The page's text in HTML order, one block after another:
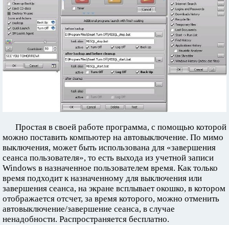
Простая в своей работе программа, с помощью которой
можно поставить компьютер на автовыключение. По мимо
выключения, может быть использована для «завершения
сеанса пользователя», то есть выхода из учетной записи
Windows в назначенное пользователем время. Как только
время подходит к назначенному для выключения или
завершения сеанса, на экране всплывает окошко, в котором
отображается отсчет, за время которого, можно отменить
автовыключение/завершение сеанса, в случае
ненадобности. Распространяется бесплатно.